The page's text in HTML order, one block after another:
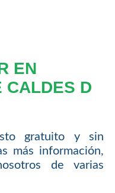
EN
CALDES D
gratuito y sin
más información,
de varias